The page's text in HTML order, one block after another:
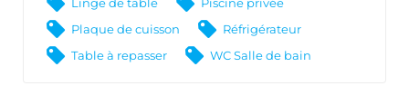
Plaque de cuisson
Réfrigérateur
Table à repasser
WC Salle de bain